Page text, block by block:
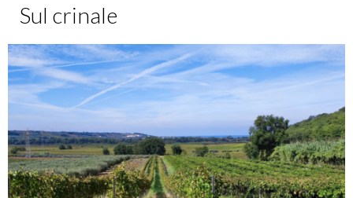
Sul crinale